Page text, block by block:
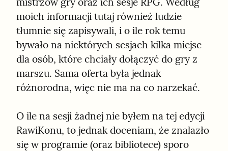
moich informacji tutaj również ludzie
tłumnie się zapisywali, i o ile rok temu
bywało na niektórych sesjach kilka miejsc
dla osób, które chciały dołączyć do gry z
marszu. Sama oferta była jednak
różnorodna, więc nie ma na co narzekać.
O ile na sesji żadnej nie byłem na tej edycji
RawiKonu, to jednak doceniam, że znalazło
się w programie (oraz bibliotece) sporo